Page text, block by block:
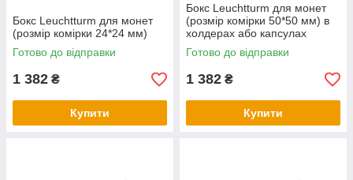
Бокс Leuchtturm для монет
(розмір комірки 24*24 мм)
Готово до відправки
1 382 ₴
Купити
Бокс Leuchtturm для монет
(розмір комірки 50*50 мм) в
холдерах або капсулах
QUADRUM
Готово до відправки
1 382 ₴
Купити